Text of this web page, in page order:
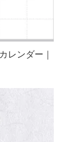
レンダー｜